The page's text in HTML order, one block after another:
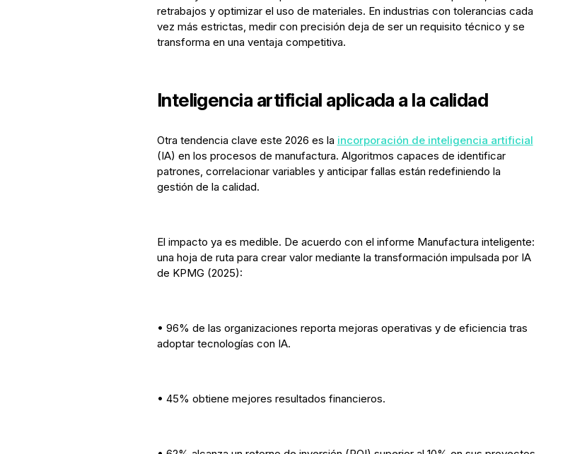
retrabajos y optimizar el uso de materiales. En industrias con tolerancias cada
vez más estrictas, medir con precisión deja de ser un requisito técnico y se
transforma en una ventaja competitiva.
Inteligencia artificial aplicada a la calidad
Otra tendencia clave este 2026 es la incorporación de inteligencia artificial
(IA) en los procesos de manufactura. Algoritmos capaces de identificar
patrones, correlacionar variables y anticipar fallas están redefiniendo la
gestión de la calidad.
El impacto ya es medible. De acuerdo con el informe Manufactura inteligente:
una hoja de ruta para crear valor mediante la transformación impulsada por IA
de KPMG (2025):
• 96% de las organizaciones reporta mejoras operativas y de eficiencia tras
adoptar tecnologías con IA.
• 45% obtiene mejores resultados financieros.